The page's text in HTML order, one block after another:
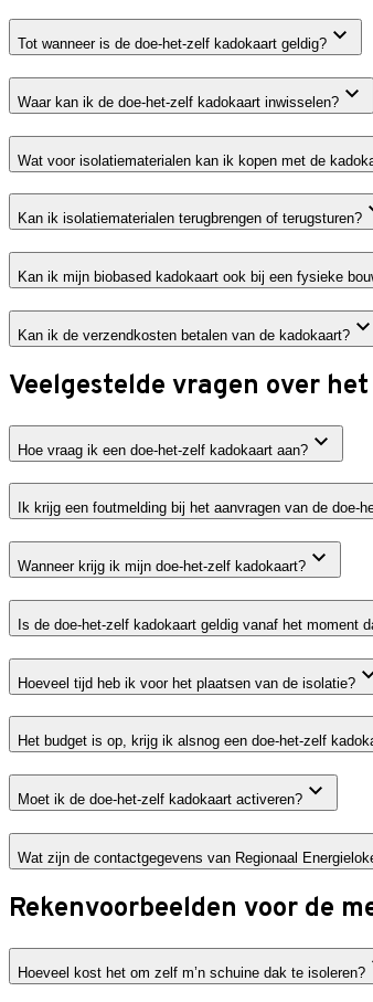
Tot wanneer is de doe-het-zelf kadokaart geldig?
Waar kan ik de doe-het-zelf kadokaart inwisselen?
Wat voor isolatiematerialen kan ik kopen met de
Kan ik isolatiematerialen terugbrengen of terugsturen?
Kan ik mijn biobased kadokaart ook bij een fysieke
Kan ik de verzendkosten betalen van de kadokaart?
Veelgestelde vragen over
Hoe vraag ik een doe-het-zelf kadokaart aan?
Ik krijg een foutmelding bij het aanvragen van de doe-
Wanneer krijg ik mijn doe-het-zelf kadokaart?
Is de doe-het-zelf kadokaart geldig vanaf het moment
Hoeveel tijd heb ik voor het plaatsen van de isolatie?
Het budget is op, krijg ik alsnog een doe-het-zelf
Moet ik de doe-het-zelf kadokaart activeren?
Wat zijn de contactgegevens van Regionaal
Rekenvoorbeelden voor de
Hoeveel kost het om zelf m’n schuine dak te isoleren?